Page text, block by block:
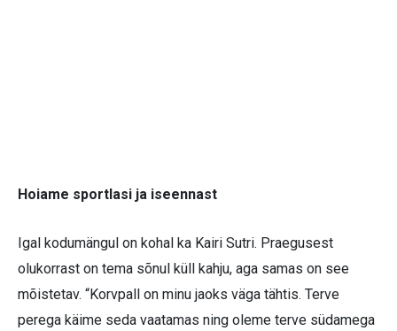
Hoiame sportlasi ja iseennast
Igal kodumängul on kohal ka Kairi Sutri. Praegusest
olukorrast on tema sõnul küll kahju, aga samas on see
mõistetav. “Korvpall on minu jaoks väga tähtis. Terve
perega käime seda vaatamas ning oleme terve südamega